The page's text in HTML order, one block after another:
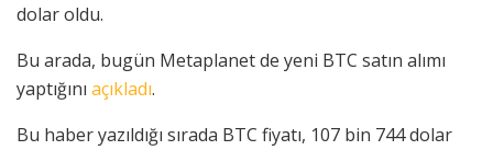
dolar oldu.
Bu arada, bugün Metaplanet de yeni BTC satın alımı
yaptığını açıkladı.
Bu haber yazıldığı sırada BTC fiyatı, 107 bin 744 dolar